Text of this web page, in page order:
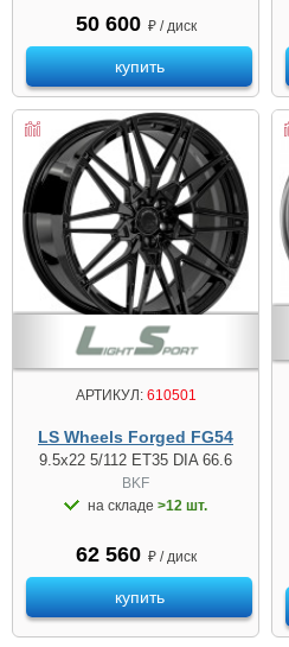
50 600 ₽ / диск
купить
АРТИКУЛ:610501
LS Wheels Forged FG54
9.5x22 5/112 ET35 DIA 66.6
BKF
на складе >12 шт.
62 560 ₽ / диск
купить